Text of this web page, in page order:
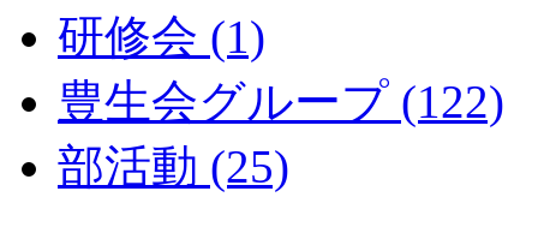
研修会 (1)
豊生会グループ (122)
部活動 (25)